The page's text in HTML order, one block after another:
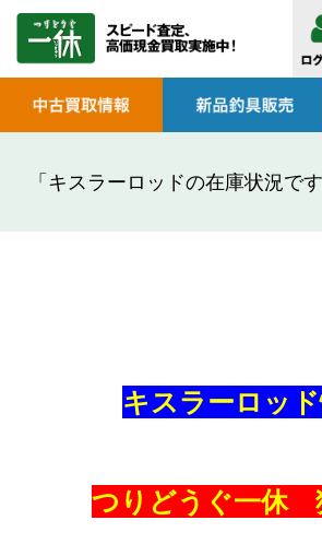
「キスラーロッドの在庫状況で
キスラーロッ
つりどうぐ一休